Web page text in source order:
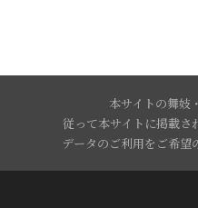
本サイトの舞妓
従って本サイトに掲載さ
データのご利用をご希望